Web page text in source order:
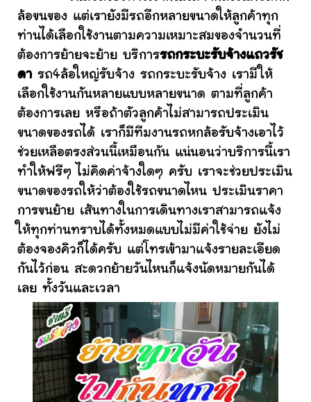
ล้อขนของ แต่เรายังมีรถอีกหลายขนาดให้ลูกค้าทุก
ท่านได้เลือกใช้งานตามความเหมาะสมของจำนวนที่
ต้องการย้ายจะย้าย บริการรถกระบะรับจ้างแถวรัช
ดา รถ4ล้อใหญ่รับจ้าง รถกระบะรับจ้าง เรามีให้
เลือกใช้งานกันหลายแบบหลายขนาด ตามที่ลูกค้า
ต้องการเลย หรือถ้าตัวลูกค้าไม่สามารถประเมิน
ขนาดของรถได้ เราก็มีทีมงานรถหกล้อรับจ้างเอาไว้
ช่วยเหลือตรงส่วนนี้เหมือนกัน แน่นอนว่าบริการนี้เรา
ทำให้ฟรีๆ ไม่คิดค่าจ้างใดๆ ครับ เราจะช่วยประเมิน
ขนาดของรถให้ว่าต้องใช้รถขนาดไหน ประเมินราคา
การขนย้าย เส้นทางในการเดินทางเราสามารถแจ้ง
ให้ทุกท่านทราบได้ทั้งหมดแบบไม่มีค่าใช้จ่าย ยังไม่
ต้องจองคิวก็ได้ครับ แต่โทรเข้ามาแจ้งรายละเอียด
กันไว้ก่อน สะดวกย้ายวันไหนก็แจ้งนัดหมายกันได้
เลย ทั้งวันและเวลา